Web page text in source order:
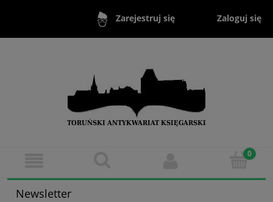
Zarejestruj się Zaloguj się
Newsletter